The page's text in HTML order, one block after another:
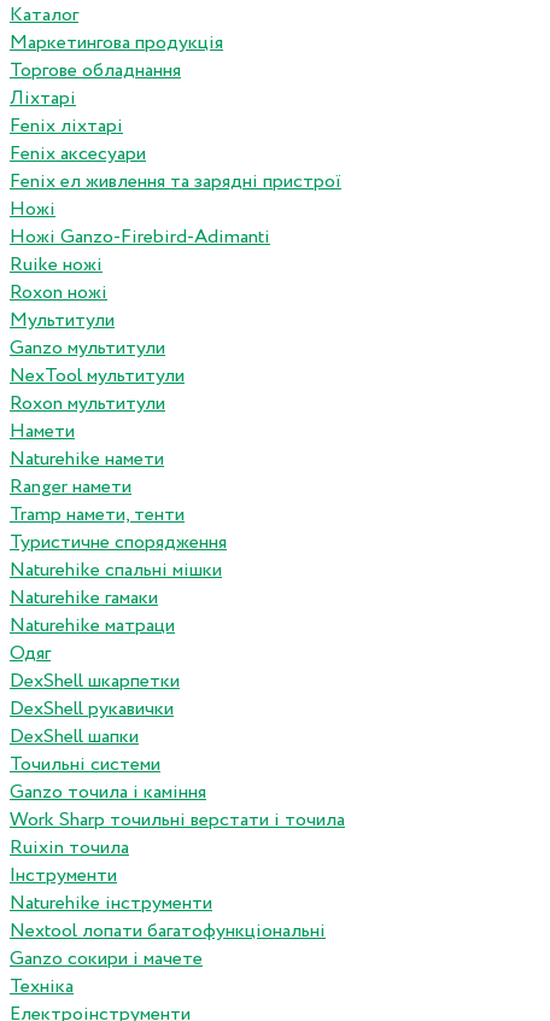
Каталог
Маркетингова продукція
Торгове обладнання
Ліхтарі
Fenix ліхтарі
Fenix аксесуари
Fenix ел живлення та зарядні пристрої
Ножі
Ножі Ganzo-Firebird-Adimanti
Ruike ножі
Roxon ножi
Мультитули
Ganzo мультитули
NexTool мультитули
Roxon мультитули
Намети
Naturehike намети
Ranger намети
Tramp намети, тенти
Туристичне спорядження
Naturehike спальні мішки
Naturehike гамаки
Naturehike матраци
Одяг
DexShell шкарпетки
DexShell рукавички
DexShell шапки
Точильні системи
Ganzo точила і каміння
Work Sharp точильні верстати і точила
Ruixin точила
Інструменти
Naturehike інструменти
Nextool лопати багатофункціональні
Ganzo сокири і мачете
Техніка
Електроінструменти